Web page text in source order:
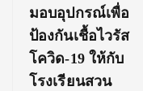
Post:
มอบอุปกรณ์เพื่อ
ป้องกันเชื้อไวรัส
โควิด-19 ให้กับ
โรงเรียนสวน